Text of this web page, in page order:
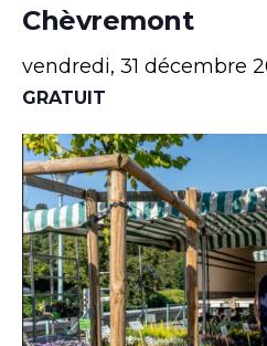
Chèvremont
vendredi, 31 décembre
GRATUIT